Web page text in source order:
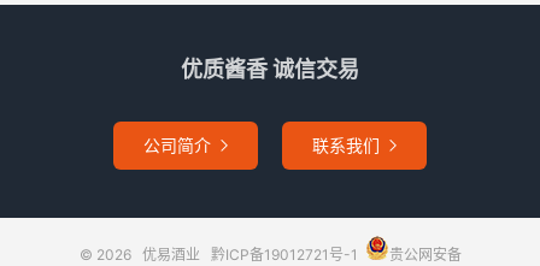
优质酱香 诚信交易
公司简介  联系我们 
© 2026 优易酒业 黔ICP备19012721号-1
贵公网安备